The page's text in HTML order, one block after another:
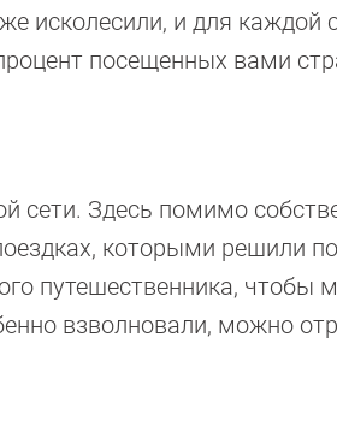
исколесили, и для каждой
посещенных вами
сети. Здесь помимо
которыми решили
путешественника, чтобы
взволновали, можно